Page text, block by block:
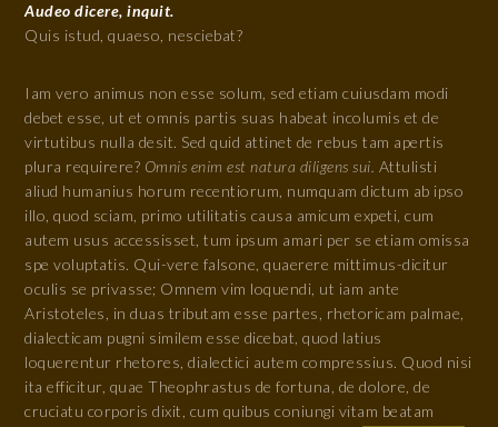
Audeo dicere, inquit.
Quis istud, quaeso, nesciebat?
Iam vero animus non esse solum, sed etiam cuiusdam modi
debet esse, ut et omnis partis suas habeat incolumis et de
virtutibus nulla desit. Sed quid attinet de rebus tam apertis
plura requirere? Omnis enim est natura diligens sui. Attulisti
aliud humanius horum recentiorum, numquam dictum ab ipso
illo, quod sciam, primo utilitatis causa amicum expeti, cum
autem usus accessisset, tum ipsum amari per se etiam omissa
spe voluptatis. Qui-vere falsone, quaerere mittimus-dicitur
oculis se privasse; Omnem vim loquendi, ut iam ante
Aristoteles, in duas tributam esse partes, rhetoricam palmae,
dialecticam pugni similem esse dicebat, quod latius
loquerentur rhetores, dialectici autem compressius. Quod nisi
ita efficitur, quae Theophrastus de fortuna, de dolore, de
cruciatu corporis dixit, cum quibus coniungi vitam beatam